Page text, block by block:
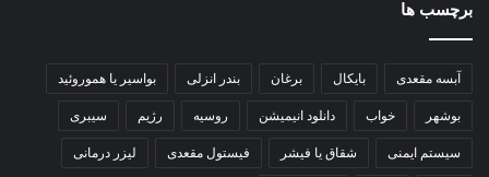
برچسب ها
آبسه مقعدی بایکال برغان بندر انزلی بواسیر یا هموروئید
بوشهر خواب دانلود انیمیشن روسیه رژیم سیبری
سیستم ایمنی شقاق یا فیشر فیستول مقعدی لیزر درمانی